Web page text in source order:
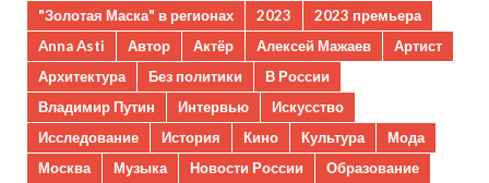
"Золотая Маска" в регионах 2023
2023 премьера
Anna Asti
Автор Актёр Алексей Мажаев
Артист
Архитектура
Без политики
В России
Владимир Путин
Интервью
Искусство
Исследование
История Кино Культура
Мода
Москва
Музыка Новости России
Образование